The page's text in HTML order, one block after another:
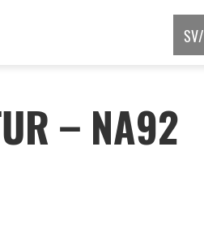
SV
– NA92